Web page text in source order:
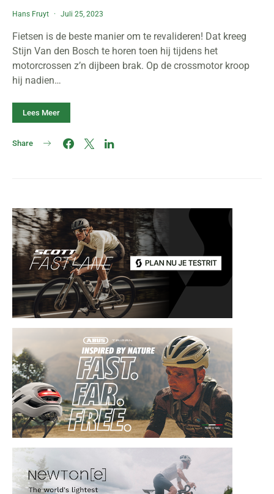
Hans Fruyt Juli 25, 2023
Fietsen is de beste manier om te revalideren! Dat kreeg
Stijn Van den Bosch te horen toen hij tijdens het
motorcrossen z’n dijbeen brak. Op de crossmotor kroop
hij nadien…
Lees Meer
Share